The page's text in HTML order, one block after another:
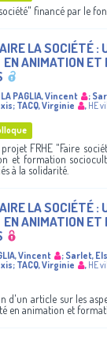
financé par le
LA SOCIÉTÉ :
EN ANIMATION ET
LA PAGLIA, Vincent ;
; TACQ, Virginie , HE
FRHE "Faire
et formation
à la solidarité.
LA SOCIÉTÉ :
EN ANIMATION ET
Vincent ; Sarlet,
; TACQ, Virginie , HE
d'un article sur les
en animation et